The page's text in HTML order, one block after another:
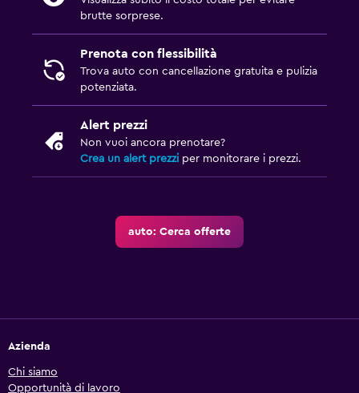
brutte sorprese.
Prenota con flessibilità
Trova auto con cancellazione gratuita e pulizia
potenziata.
Alert prezzi
Non vuoi ancora prenotare?
Crea un alert prezzi per monitorare i prezzi.
auto: Cerca offerte
Azienda
Chi siamo
Opportunità di lavoro